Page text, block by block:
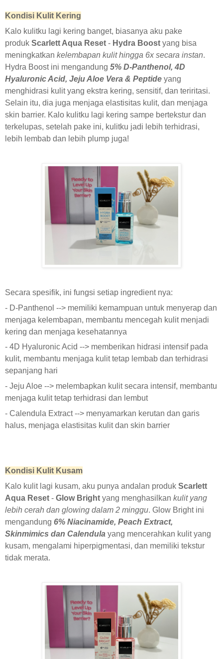
Kondisi Kulit Kering
Kalo kulitku lagi kering banget, biasanya aku pake
produk Scarlett Aqua Reset - Hydra Boost yang bisa
meningkatkan kelembapan kulit hingga 6x secara instan.
Hydra Boost ini mengandung 5% D-Panthenol, 4D
Hyaluronic Acid, Jeju Aloe Vera & Peptide yang
menghidrasi kulit yang ekstra kering, sensitif, dan teriritasi.
Selain itu, dia juga menjaga elastisitas kulit, dan menjaga
skin barrier. Kalo kulitku lagi kering sampe bertekstur dan
terkelupas, setelah pake ini, kulitku jadi lebih terhidrasi,
lebih lembab dan lebih plump juga!
Secara spesifik, ini fungsi setiap ingredient nya:
- D-Panthenol --> memiliki kemampuan untuk menyerap dan
menjaga kelembapan, membantu mencegah kulit menjadi
kering dan menjaga kesehatannya
- 4D Hyaluronic Acid --> memberikan hidrasi intensif pada
kulit, membantu menjaga kulit tetap lembab dan terhidrasi
sepanjang hari
- Jeju Aloe --> melembapkan kulit secara intensif, membantu
menjaga kulit tetap terhidrasi dan lembut
- Calendula Extract --> menyamarkan kerutan dan garis
halus, menjaga elastisitas kulit dan skin barrier
Kondisi Kulit Kusam
Kalo kulit lagi kusam, aku punya andalan produk Scarlett
Aqua Reset - Glow Bright yang menghasilkan kulit yang
lebih cerah dan glowing dalam 2 minggu. Glow Bright ini
mengandung 6% Niacinamide, Peach Extract,
Skinmimics dan Calendula yang mencerahkan kulit yang
kusam, mengalami hiperpigmentasi, dan memiliki tekstur
tidak merata.